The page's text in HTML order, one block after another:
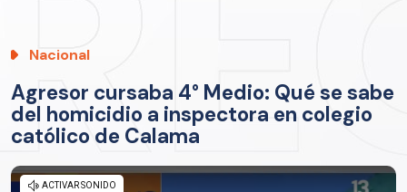
Nacional
Agresor cursaba 4° Medio: Qué se sabe
del homicidio a inspectora en colegio
católico de Calama